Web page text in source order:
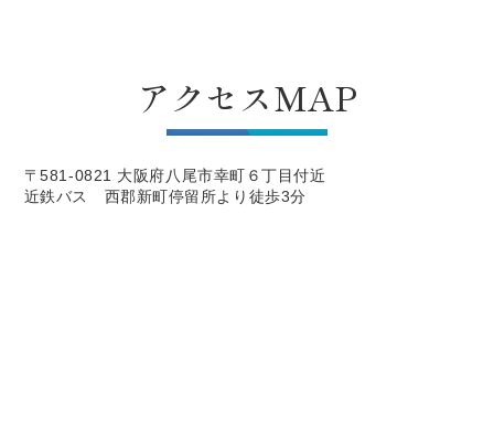
アクセスMAP
〒581-0821 大阪府八尾市幸町６丁目付近
近鉄バス 西郡新町停留所より徒歩3分